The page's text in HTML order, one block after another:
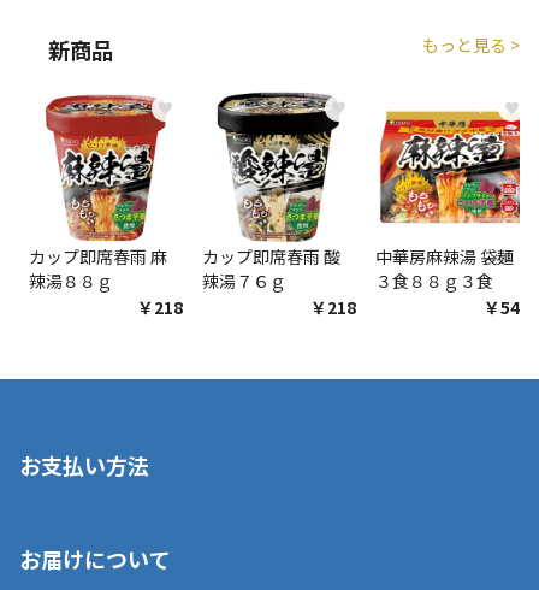
新商品 もっと見る >
♥
カップ即席春雨 麻
辣湯８８ｇ
￥218
♥
カップ即席春雨 酸
辣湯７６ｇ
￥218
♥
中華房麻辣湯 袋麺
３食８８ｇ３食
￥548
お支払い方法
いいただくことはできません。ご了承ください。
お届けについて